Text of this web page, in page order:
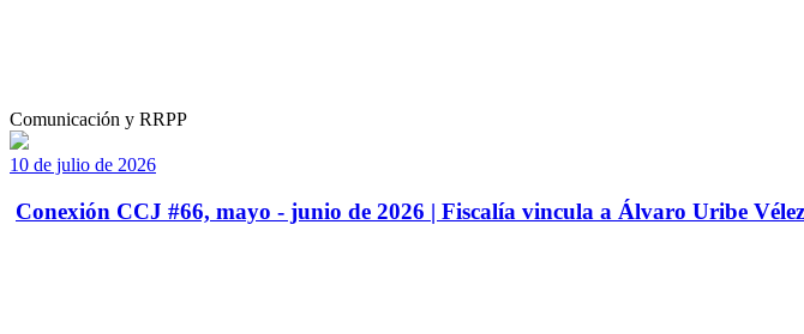
Comunicación y RRPP
10 de julio de 2026
Conexión CCJ #66, mayo - junio de 2026 | Fiscalía vincula a Álvaro Uribe